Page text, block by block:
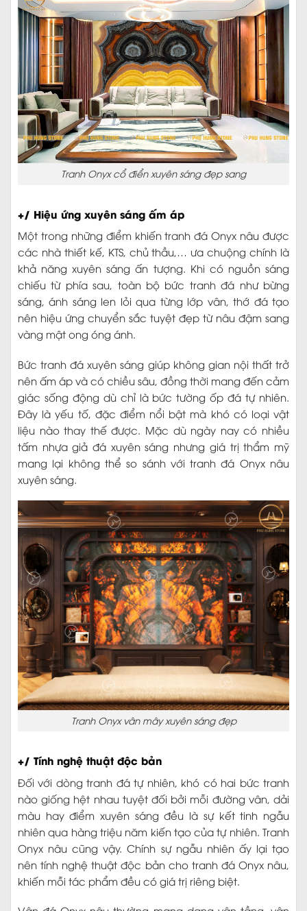
Tranh Onyx cổ điển xuyên sáng đẹp sang
+/ Hiệu ứng xuyên sáng ấm áp
Một trong những điểm khiến tranh đá Onyx nâu được
các nhà thiết kế, KTS, chủ thầu,… ưa chuộng chính là
khả năng xuyên sáng ấn tượng. Khi có nguồn sáng
chiếu từ phía sau, toàn bộ bức tranh đá như bừng
sáng, ánh sáng len lỏi qua từng lớp vân, thớ đá tạo
nên hiệu ứng chuyển sắc tuyệt đẹp từ nâu đậm sang
vàng mật ong óng ánh.
Bức tranh đá xuyên sáng giúp không gian nội thất trở
nên ấm áp và có chiều sâu, đồng thời mang đến cảm
giác sống động dù chỉ là bức tường ốp đá tự nhiên.
Đây là yếu tố, đặc điểm nổi bật mà khó có loại vật
liệu nào thay thế được. Mặc dù ngày nay có nhiều
tấm nhựa giả đá xuyên sáng nhưng giá trị thẩm mỹ
mang lại không thể so sánh với tranh đá Onyx nâu
xuyên sáng.
Tranh Onyx vân mây xuyên sáng đẹp
+/ Tính nghệ thuật độc bản
Đối với dòng tranh đá tự nhiên, khó có hai bức tranh
nào giống hệt nhau tuyệt đối bởi mỗi đường vân, dải
màu hay điểm xuyên sáng đều là sự kết tinh ngẫu
nhiên qua hàng triệu năm kiến tạo của tự nhiên. Tranh
Onyx nâu cũng vậy. Chính sự ngẫu nhiên ấy lại tạo
nên tính nghệ thuật độc bản cho tranh đá Onyx nâu,
khiến mỗi tác phẩm đều có giá trị riêng biệt.